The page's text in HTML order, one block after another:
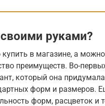
руками?
в магазине, а
преимуществ. Во-
который она
форм и размеров.
форм, расцветок и